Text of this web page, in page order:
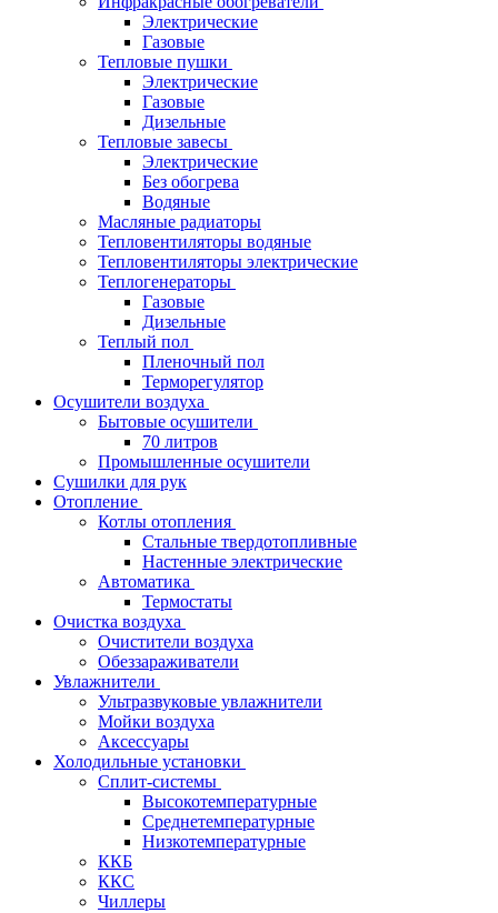
Электрические
Газовые
Тепловые пушки
Электрические
Газовые
Дизельные
Тепловые завесы
Электрические
Без обогрева
Водяные
Масляные радиаторы
Тепловентиляторы водяные
Тепловентиляторы электрические
Теплогенераторы
Газовые
Дизельные
Теплый пол
Пленочный пол
Терморегулятор
Осушители воздуха
Бытовые осушители
70 литров
Промышленные осушители
Сушилки для рук
Отопление
Котлы отопления
Стальные твердотопливные
Настенные электрические
Автоматика
Термостаты
Очистка воздуха
Очистители воздуха
Обеззараживатели
Увлажнители
Ультразвуковые увлажнители
Мойки воздуха
Аксессуары
Холодильные установки
Сплит-системы
Высокотемпературные
Среднетемпературные
Низкотемпературные
ККБ
ККС
Чиллеры